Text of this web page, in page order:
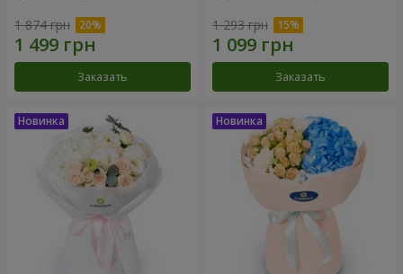
1 874 грн
Заказать
1 293 грн
Заказать